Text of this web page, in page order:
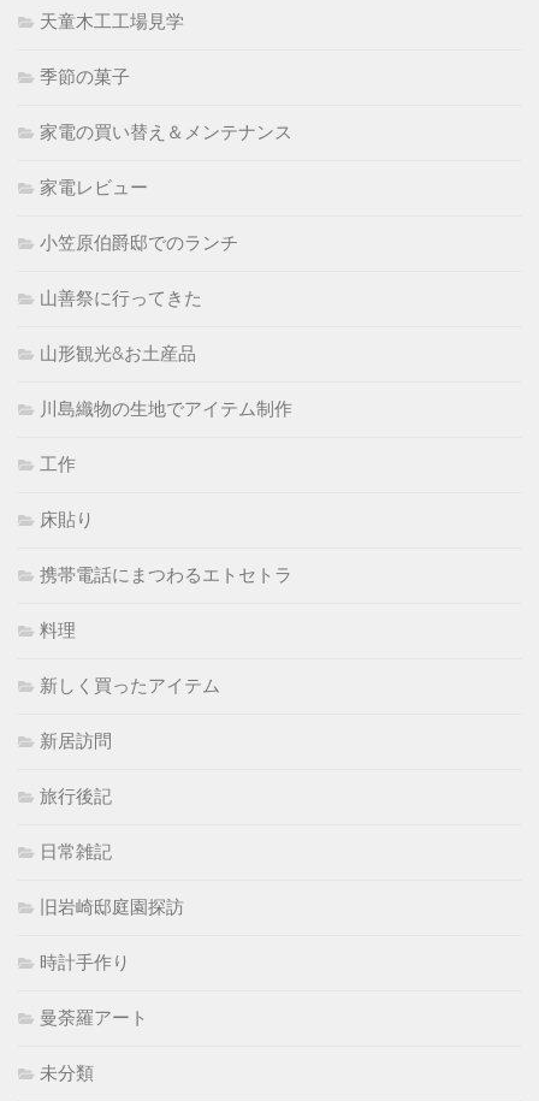
天童木工工場見学
季節の菓子
家電の買い替え＆メンテナンス
家電レビュー
小笠原伯爵邸でのランチ
山善祭に行ってきた
山形観光&お土産品
川島織物の生地でアイテム制作
工作
床貼り
携帯電話にまつわるエトセトラ
料理
新しく買ったアイテム
新居訪問
旅行後記
日常雑記
旧岩崎邸庭園探訪
時計手作り
曼荼羅アート
未分類